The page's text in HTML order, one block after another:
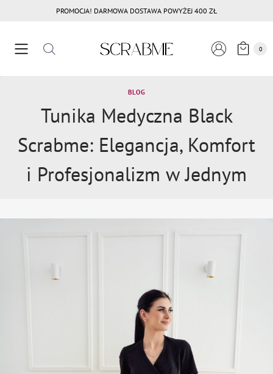
PROMOCJA! DARMOWA DOSTAWA POWYŻEJ 400 ZŁ
0
BLOG
Tunika Medyczna Black
Scrabme: Elegancja, Komfort
i Profesjonalizm w Jednym